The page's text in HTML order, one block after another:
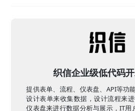
织信企业级低代码
提供表单、流程、仪表盘、API等功
设计表单来收集数据，设计流程来
仪表盘来进行数据分析与展示，IT用